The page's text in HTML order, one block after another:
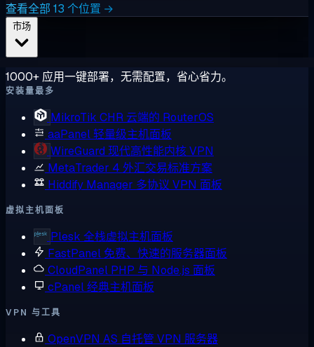
查看全部 13 个位置 →
1000+ 应用一键部署，无需配置，省心省力。
安装量最多
MikroTik CHR 云端的 RouterOS
aaPanel轻量级主机面板
WireGuard 现代高性能内核 VPN
MetaTrader 4 外汇交易标准方案
Hiddify Manager 多协议 VPN 面板
虚拟主机面板
Plesk 全栈虚拟主机面板
FastPanel 免费、快速的服务器面板
CloudPanel PHP 与 Node.js 面板
cPanel经典主机面板
VPN 与工具
OpenVPN AS 自托管 VPN 服务器